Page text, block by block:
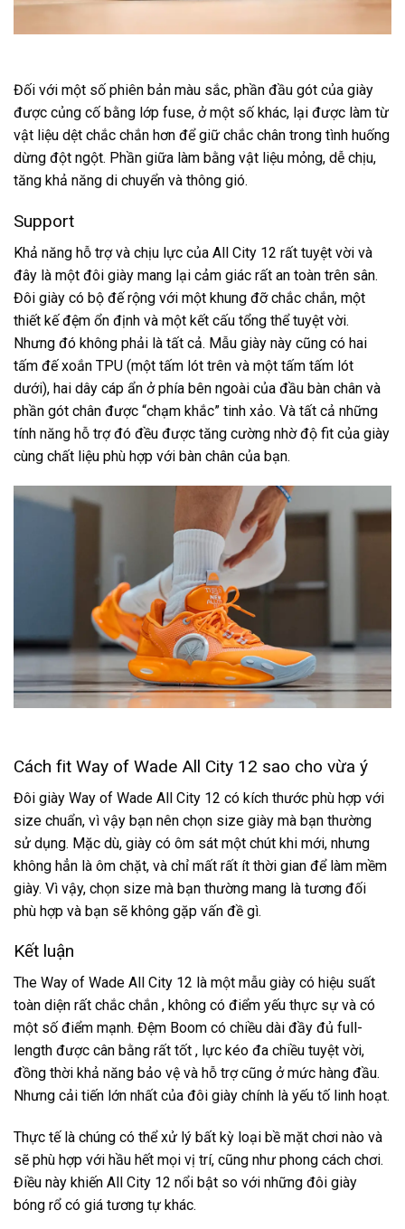
Đối với một số phiên bản màu sắc, phần đầu gót của giày
được củng cố bằng lớp fuse, ở một số khác, lại được làm từ
vật liệu dệt chắc chắn hơn để giữ chắc chân trong tình huống
dừng đột ngột. Phần giữa làm bằng vật liệu mỏng, dễ chịu,
tăng khả năng di chuyển và thông gió.
Support
Khả năng hỗ trợ và chịu lực của All City 12 rất tuyệt vời và
đây là một đôi giày mang lại cảm giác rất an toàn trên sân.
Đôi giày có bộ đế rộng với một khung đỡ chắc chắn, một
thiết kế đệm ổn định và một kết cấu tổng thể tuyệt vời.
Nhưng đó không phải là tất cả. Mẫu giày này cũng có hai
tấm đế xoắn TPU (một tấm lót trên và một tấm tấm lót
dưới), hai dây cáp ẩn ở phía bên ngoài của đầu bàn chân và
phần gót chân được “chạm khắc” tinh xảo. Và tất cả những
tính năng hỗ trợ đó đều được tăng cường nhờ độ fit của giày
cùng chất liệu phù hợp với bàn chân của bạn.
Cách fit Way of Wade All City 12 sao cho vừa ý
Đôi giày Way of Wade All City 12 có kích thước phù hợp với
size chuẩn, vì vậy bạn nên chọn size giày mà bạn thường
sử dụng. Mặc dù, giày có ôm sát một chút khi mới, nhưng
không hẳn là ôm chặt, và chỉ mất rất ít thời gian để làm mềm
giày. Vì vậy, chọn size mà bạn thường mang là tương đối
phù hợp và bạn sẽ không gặp vấn đề gì.
Kết luận
The Way of Wade All City 12 là một mẫu giày có hiệu suất
toàn diện rất chắc chắn , không có điểm yếu thực sự và có
một số điểm mạnh. Đệm Boom có ​​chiều dài đầy đủ full-
length được cân bằng rất tốt , lực kéo đa chiều tuyệt vời,
đồng thời khả năng bảo vệ và hỗ trợ cũng ở mức hàng đầu.
Nhưng cải tiến lớn nhất của đôi giày chính là yếu tố linh hoạt.
Thực tế là chúng có thể xử lý bất kỳ loại bề mặt chơi nào và
sẽ phù hợp với hầu hết mọi vị trí, cũng như phong cách chơi.
Điều này khiến All City 12 nổi bật so với những đôi giày
bóng rổ có giá tương tự khác.